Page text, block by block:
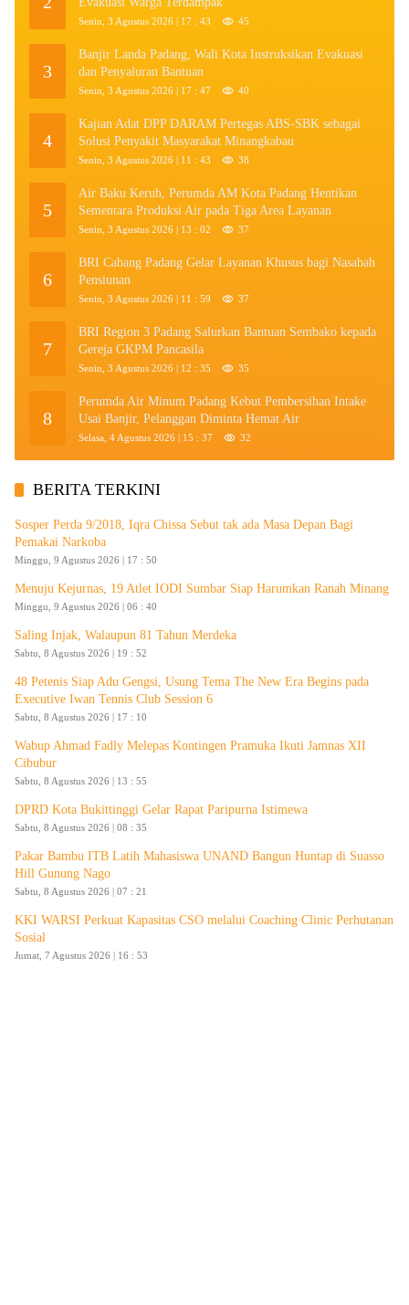
Senin, 3 Agustus 2026 | 17 : 43 45
3
Banjir Landa Padang, Wali Kota Instruksikan Evakuasi
dan Penyaluran Bantuan
Senin, 3 Agustus 2026 | 17 : 47 40
4
Kajian Adat DPP DARAM Pertegas ABS-SBK sebagai
Solusi Penyakit Masyarakat Minangkabau
Senin, 3 Agustus 2026 | 11 : 43 38
5
Air Baku Keruh, Perumda AM Kota Padang Hentikan
Sementara Produksi Air pada Tiga Area Layanan
Senin, 3 Agustus 2026 | 13 : 02 37
6
BRI Cabang Padang Gelar Layanan Khusus bagi Nasabah
Pensiunan
Senin, 3 Agustus 2026 | 11 : 59 37
7
BRI Region 3 Padang Salurkan Bantuan Sembako kepada
Gereja GKPM Pancasila
Senin, 3 Agustus 2026 | 12 : 35 35
8
Perumda Air Minum Padang Kebut Pembersihan Intake
Usai Banjir, Pelanggan Diminta Hemat Air
Selasa, 4 Agustus 2026 | 15 : 37 32
BERITA TERKINI
Sosper Perda 9/2018, Iqra Chissa Sebut tak ada Masa Depan Bagi
Pemakai Narkoba
Minggu, 9 Agustus 2026 | 17 : 50
Menuju Kejurnas, 19 Atlet IODI Sumbar Siap Harumkan Ranah Minang
Minggu, 9 Agustus 2026 | 06 : 40
Saling Injak, Walaupun 81 Tahun Merdeka
Sabtu, 8 Agustus 2026 | 19 : 52
48 Petenis Siap Adu Gengsi, Usung Tema The New Era Begins pada
Executive Iwan Tennis Club Session 6
Sabtu, 8 Agustus 2026 | 17 : 10
Wabup Ahmad Fadly Melepas Kontingen Pramuka Ikuti Jamnas XII
Cibubur
Sabtu, 8 Agustus 2026 | 13 : 55
DPRD Kota Bukittinggi Gelar Rapat Paripurna Istimewa
Sabtu, 8 Agustus 2026 | 08 : 35
Pakar Bambu ITB Latih Mahasiswa UNAND Bangun Huntap di Suasso
Hill Gunung Nago
Sabtu, 8 Agustus 2026 | 07 : 21
KKI WARSI Perkuat Kapasitas CSO melalui Coaching Clinic Perhutanan
Sosial
Jumat, 7 Agustus 2026 | 16 : 53